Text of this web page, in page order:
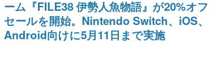
聞きし、ヒットする企画（ゲーム）とは何か？を探ってい
きます。
赫本
この物語を解いてはいけない。『赫本』は、〈試験問題〉
回答
ーム『FILE38 伊勢人魚物語』が20%オフ
セールを開始。Nintendo Switch、iOS、
Android向けに5月11日まで実施